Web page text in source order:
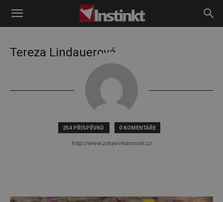
Instinkt
Tereza Lindauerová
254 PŘÍSPĚVKŮ 0 KOMENTÁŘE
http://www.zdravivharmonii.cz